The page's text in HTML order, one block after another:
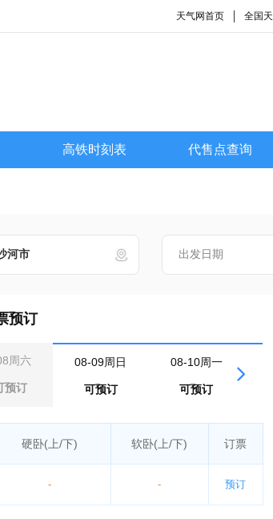
天气网首页 全国
高铁时刻表 代售点查询
出发日期
预订
周六
预订
08-09周日
可预订
08-10周一
可预订
硬卧(上/下) 软卧(上/下) 订票
- - 预订